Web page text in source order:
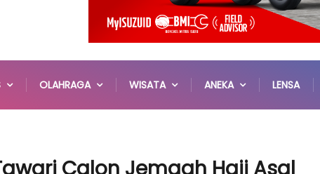
OLAHRAGA WISATA ANEKA LENSA